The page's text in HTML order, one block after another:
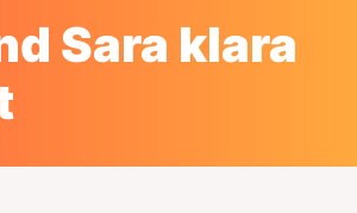
Sara klara